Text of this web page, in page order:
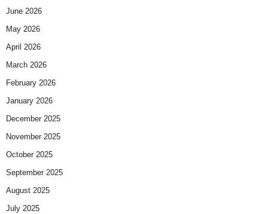
June 2026
May 2026
April 2026
March 2026
February 2026
January 2026
December 2025
November 2025
October 2025
September 2025
August 2025
July 2025